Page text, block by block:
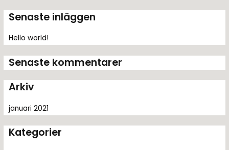
k
f
e
r
:
Senaste inläggen
Hello world!
Senaste kommentarer
Arkiv
januari 2021
Kategorier